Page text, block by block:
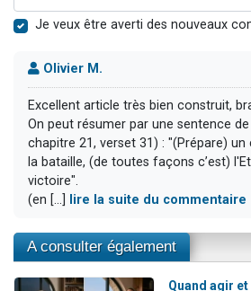
Je veux être averti des nouveaux
Olivier M.
Excellent article très bien construit,
On peut résumer par une sentence
chapitre 21, verset 31) : "(Prépare)
la bataille, (de toutes façons c’est)
victoire".
(en [...] lire la suite du commentaire
A consulter également
Quand agir